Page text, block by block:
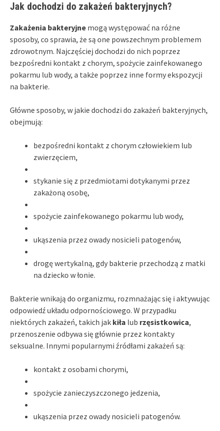
Jak dochodzi do zakażeń bakteryjnych?
Zakażenia bakteryjne mogą występować na różne
sposoby, co sprawia, że są one powszechnym problemem
zdrowotnym. Najczęściej dochodzi do nich poprzez
bezpośredni kontakt z chorym, spożycie zainfekowanego
pokarmu lub wody, a także poprzez inne formy ekspozycji
na bakterie.
Główne sposoby, w jakie dochodzi do zakażeń bakteryjnych,
obejmują:
bezpośredni kontakt z chorym człowiekiem lub
zwierzęciem,
stykanie się z przedmiotami dotykanymi przez
zakażoną osobę,
spożycie zainfekowanego pokarmu lub wody,
ukąszenia przez owady nosicieli patogenów,
drogę wertykalną, gdy bakterie przechodzą z matki
na dziecko w łonie.
Bakterie wnikają do organizmu, rozmnażając się i aktywując
odpowiedź układu odpornościowego. W przypadku
niektórych zakażeń, takich jak kiła lub rzęsistkowica,
przenoszenie odbywa się głównie przez kontakty
seksualne. Innymi popularnymi źródłami zakażeń są:
kontakt z osobami chorymi,
spożycie zanieczyszczonego jedzenia,
ukąszenia przez owady nosicieli patogenów.